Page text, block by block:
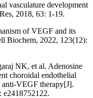
vasculature development
2018, 63: 1-19.
of VEGF and its
Biochem, 2022, 123(12):
NK, et al. Adenosine
choroidal endothelial
anti-VEGF therapy[J].